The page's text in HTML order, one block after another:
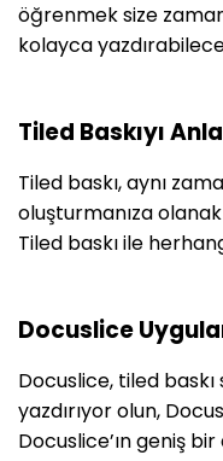
öğrenmek size
kolayca
Tiled Baskıyı
Tiled baskı, aynı
oluşturmanıza olanak
Tiled baskı ile
Docuslice
Docuslice, tiled
yazdırıyor olun,
Docuslice’ın geniş